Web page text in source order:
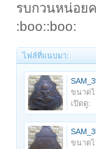
รบกวนหน่อย
:boo::boo:
ไฟล์ที่แนบมา:
ขนาด
เปิดดู:
ขนาด